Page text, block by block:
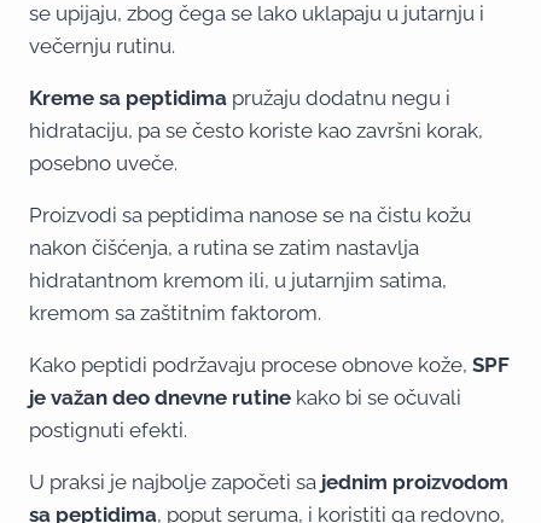
se upijaju, zbog čega se lako uklapaju u jutarnju i
večernju rutinu.
Kreme sa peptidima pružaju dodatnu negu i
hidrataciju, pa se često koriste kao završni korak,
posebno uveče.
Proizvodi sa peptidima nanose se na čistu kožu
nakon čišćenja, a rutina se zatim nastavlja
hidratantnom kremom ili, u jutarnjim satima,
kremom sa zaštitnim faktorom.
Kako peptidi podržavaju procese obnove kože, SPF
je važan deo dnevne rutine kako bi se očuvali
postignuti efekti.
U praksi je najbolje započeti sa jednim proizvodom
sa peptidima, poput seruma, i koristiti ga redovno,